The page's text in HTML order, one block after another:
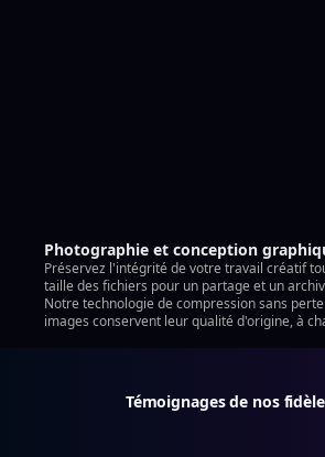
Photographie et conception
Préservez l'intégrité de votre travail créatif
taille des fichiers pour un partage et un
Notre technologie de compression sans
images conservent leur qualité d'origine, à
Témoignages de nos